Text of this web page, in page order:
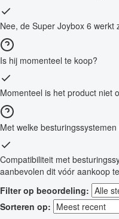
Nee, de Super Joybox 6 werkt
Is hij momenteel te koop?
Momenteel is het product niet
Met welke
Compatibiliteit met
aanbevolen dit vóór aankoop
Filter op beoordeling:
Sorteren op: